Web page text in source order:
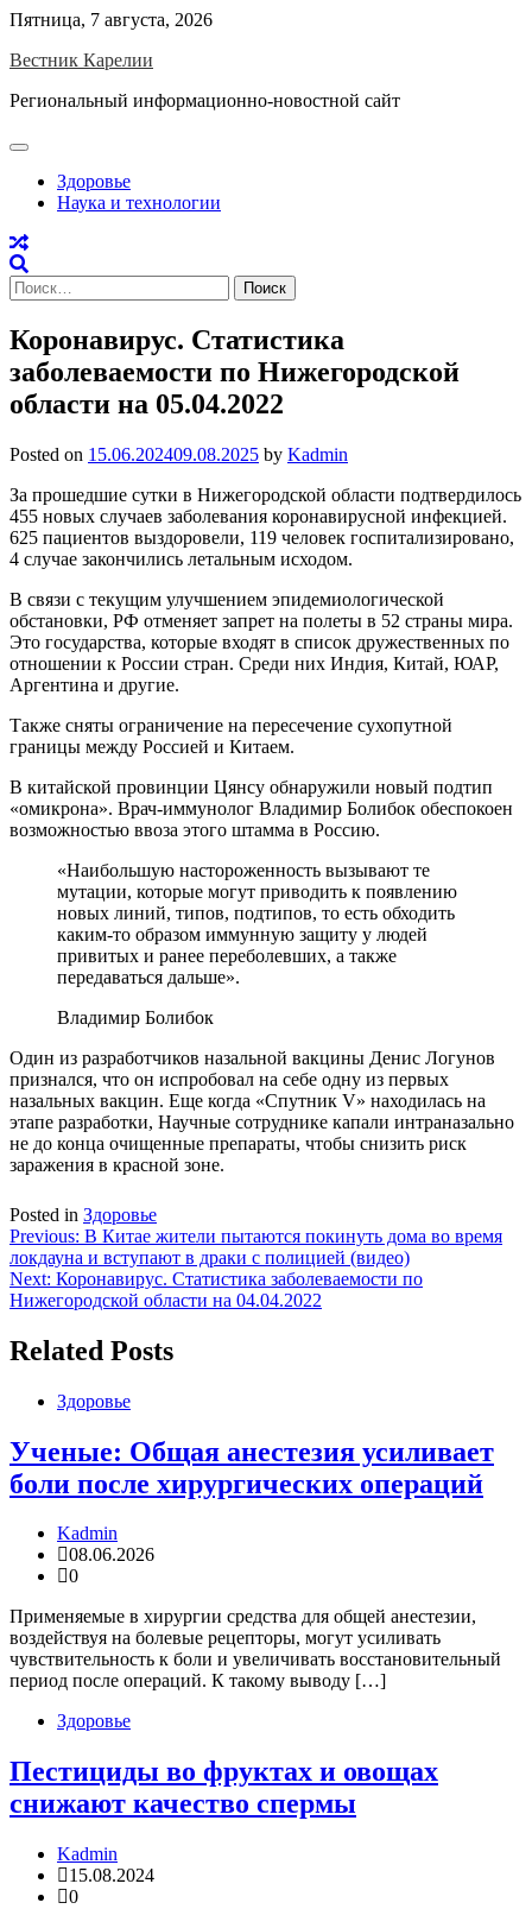
Skip
content
Пятница, 7 августа, 2026
Вестник Карелии
Региональный информационно-новостной сайт
Здоровье
Наука и технологии
Найти:
Коронавирус. Статистика
заболеваемости по Нижегородской
области на 05.04.2022
Posted on 15.06.202409.08.2025 by Kadmin
За прошедшие сутки в Нижегородской области подтвердилось
455 новых случаев заболевания коронавирусной инфекцией.
625 пациентов выздоровели, 119 человек госпитализировано,
4 случае закончились летальным исходом.
В связи с текущим улучшением эпидемиологической
обстановки, РФ отменяет запрет на полеты в 52 страны мира.
Это государства, которые входят в список дружественных по
отношении к России стран. Среди них Индия, Китай, ЮАР,
Аргентина и другие.
Также сняты ограничение на пересечение сухопутной
границы между Россией и Китаем.
В китайской провинции Цянсу обнаружили новый подтип
«омикрона». Врач-иммунолог Владимир Болибок обеспокоен
возможностью ввоза этого штамма в Россию.
«Наибольшую настороженность вызывают те
мутации, которые могут приводить к появлению
новых линий, типов, подтипов, то есть обходить
каким-то образом иммунную защиту у людей
привитых и ранее переболевших, а также
передаваться дальше».
Владимир Болибок
Один из разработчиков назальной вакцины Денис Логунов
признался, что он испробовал на себе одну из первых
назальных вакцин. Еще когда «Спутник V» находилась на
этапе разработки, Научные сотруднике капали интраназально
не до конца очищенные препараты, чтобы снизить риск
заражения в красной зоне.
Posted in Здоровье
Навигация
по
записям
Previous: В Китае жители пытаются покинуть дома во время
локдауна и вступают в драки с полицией (видео)
Next: Коронавирус. Статистика заболеваемости по
Нижегородской области на 04.04.2022
Related Posts
Здоровье
Ученые: Общая анестезия усиливает
боли после хирургических операций
Kadmin
08.06.2026
0
Применяемые в хирургии средства для общей анестезии,
воздействуя на болевые рецепторы, могут усиливать
чувствительность к боли и увеличивать восстановительный
период после операций. К такому выводу […]
Здоровье
Пестициды во фруктах и овощах
снижают качество спермы
Kadmin
15.08.2024
0